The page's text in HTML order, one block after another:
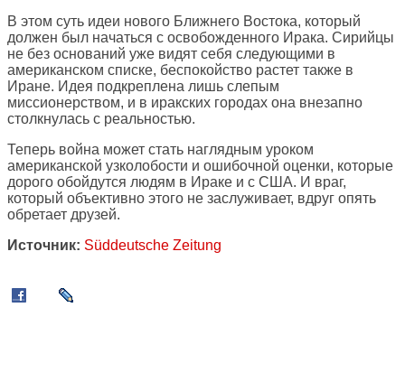
В этом суть идеи нового Ближнего Востока, который
должен был начаться с освобожденного Ирака. Сирийцы
не без оснований уже видят себя следующими в
американском списке, беспокойство растет также в
Иране. Идея подкреплена лишь слепым
миссионерством, и в иракских городах она внезапно
столкнулась с реальностью.
Теперь война может стать наглядным уроком
американской узколобости и ошибочной оценки, которые
дорого обойдутся людям в Ираке и с США. И враг,
который объективно этого не заслуживает, вдруг опять
обретает друзей.
Источник: Süddeutsche Zeitung